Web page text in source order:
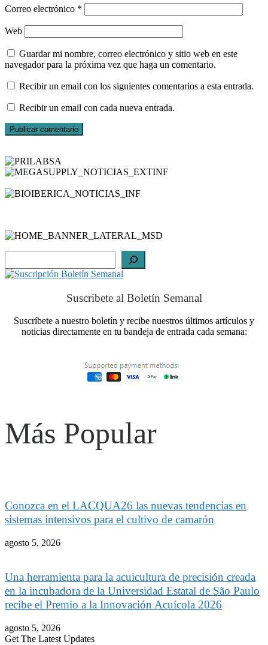
Correo electrónico *
Web
Guardar mi nombre, correo electrónico y sitio web en este
navegador para la próxima vez que haga un comentario.
Recibir un email con los siguientes comentarios a esta entrada.
Recibir un email con cada nueva entrada.
Suscribete al Boletín Semanal
Suscríbete a nuestro boletín y recibe nuestros últimos artículos y
noticias directamente en tu bandeja de entrada cada semana:
Más Popular
Conozca en el LACQUA26 las nuevas tendencias en
sistemas intensivos para el cultivo de camarón
agosto 5, 2026
Una herramienta para la acuicultura de precisión creada
en la incubadora de la Universidad Estatal de São Paulo
recibe el Premio a la Innovación Acuícola 2026
agosto 5, 2026
Get The Latest Updates